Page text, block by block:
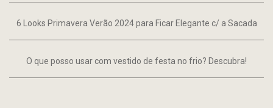
6 Looks Primavera Verão 2024 para Ficar Elegante c/ a Sacada
O que posso usar com vestido de festa no frio? Descubra!